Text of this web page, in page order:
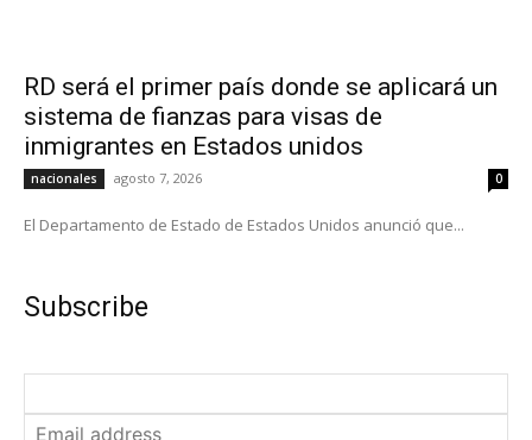
RD será el primer país donde se aplicará un
sistema de fianzas para visas de
inmigrantes en Estados unidos
nacionales agosto 7, 2026 0
El Departamento de Estado de Estados Unidos anunció que...
Subscribe